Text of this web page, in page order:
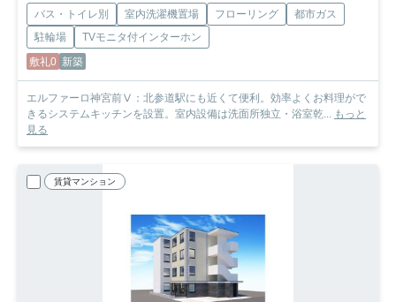
バス・トイレ別 室内洗濯機置場 フローリング
都市ガス
駐輪場
TVモニタ付インターホン
敷礼0 新築
エルファーロ神宮前Ⅴ：北参道駅にも近くて便利。効率よくお料理がで
きるシステムキッチンを設置。室内設備は洗面所独立・浴室乾... もっと
見る
賃貸マンション